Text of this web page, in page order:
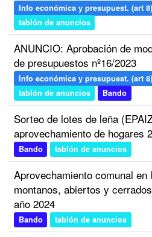
Info económica y presupuest. (art 8)
tablón de anuncios
ANUNCIO: Aprobación de
de presupuestos nº16/2023
Info económica y presupuest. (art 8)
tablón de anuncios
Bando
Sorteo de lotes de leña
aprovechamiento de hogares
Bando tablón de anuncios
Aprovechamiento comunal en
montanos, abiertos y
año 2024
Bando tablón de anuncios